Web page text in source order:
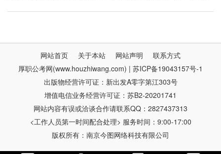
网站首页 关于本站 网站声明
联系方式
厚职公考网(www.houzhiwang.com) | 苏ICP备19043157号-1
出版物经营许可证：新出发A零字第江303号
增值电信业务经营许可证：苏B2-20201741
网站内容有误或洽谈合作请联系QQ：2827437313
<工作人员第一时间配合处理> 服务时间：9:00-17:00
版权所有：南京今图网络科技有限公司